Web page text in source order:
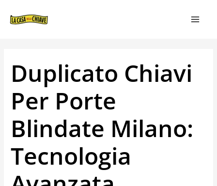
Duplicato Chiavi
Per Porte
Blindate Milano:
Tecnologia
ARTICOLI